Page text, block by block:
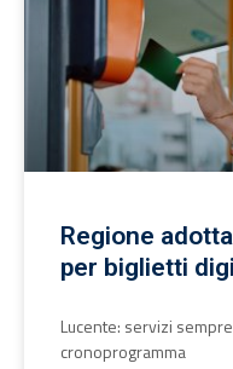
Regione
per biglietti
Lucente: servizi
cronoprogramma